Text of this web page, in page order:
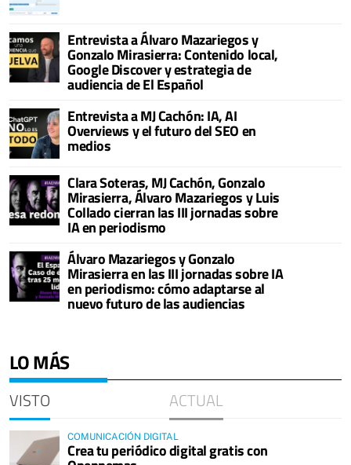
Entrevista a Álvaro Mazariegos y
Gonzalo Mirasierra: Contenido local,
Google Discover y estrategia de
audiencia de El Español
Entrevista a MJ Cachón: IA, AI
Overviews y el futuro del SEO en
medios
Clara Soteras, MJ Cachón, Gonzalo
Mirasierra, Álvaro Mazariegos y Luis
Collado cierran las III jornadas sobre
IA en periodismo
Álvaro Mazariegos y Gonzalo
Mirasierra en las III jornadas sobre IA
en periodismo: cómo adaptarse al
nuevo futuro de las audiencias
LO MÁS
VISTO ACTUAL
COMUNICACIÓN DIGITAL
Crea tu periódico digital gratis con